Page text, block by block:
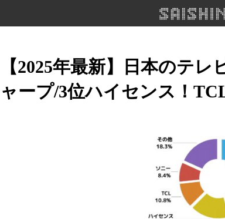
【2025年最新】日本のテ
ャープ/3位ハイセンス！